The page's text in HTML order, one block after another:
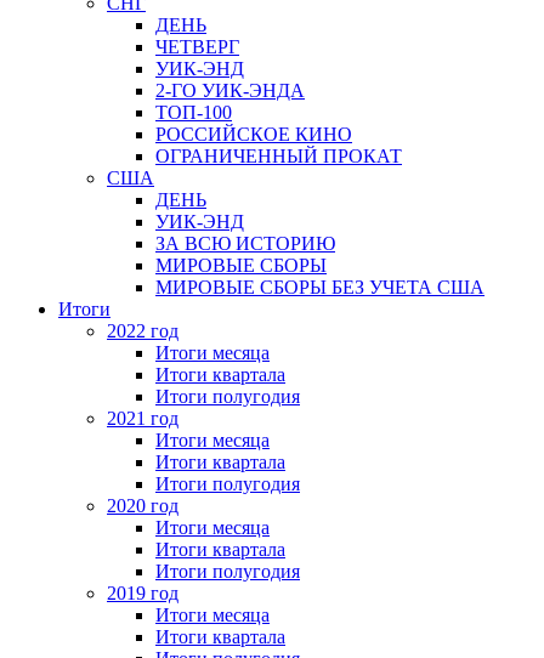
ДЕНЬ
ЧЕТВЕРГ
УИК-ЭНД
2-ГО УИК-ЭНДА
ТОП-100
РОССИЙСКОЕ КИНО
ОГРАНИЧЕННЫЙ ПРОКАТ
США
ДЕНЬ
УИК-ЭНД
ЗА ВСЮ ИСТОРИЮ
МИРОВЫЕ СБОРЫ
МИРОВЫЕ СБОРЫ БЕЗ УЧЕТА США
Итоги
2022 год
Итоги месяца
Итоги квартала
Итоги полугодия
2021 год
Итоги месяца
Итоги квартала
Итоги полугодия
2020 год
Итоги месяца
Итоги квартала
Итоги полугодия
2019 год
Итоги месяца
Итоги квартала